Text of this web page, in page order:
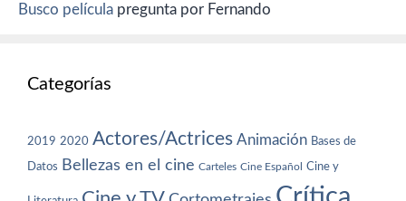
Busco película pregunta por Fernando
Categorías
2019 2020 Actores/Actrices Animación Bases de
Datos Bellezas en el cine Carteles Cine Español Cine y